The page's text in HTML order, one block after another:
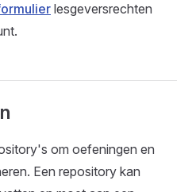
lesgeversrechten
om oefeningen en
Een repository kan